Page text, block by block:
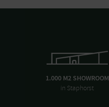
1.000 M2 SHOWROOM
in Staphorst